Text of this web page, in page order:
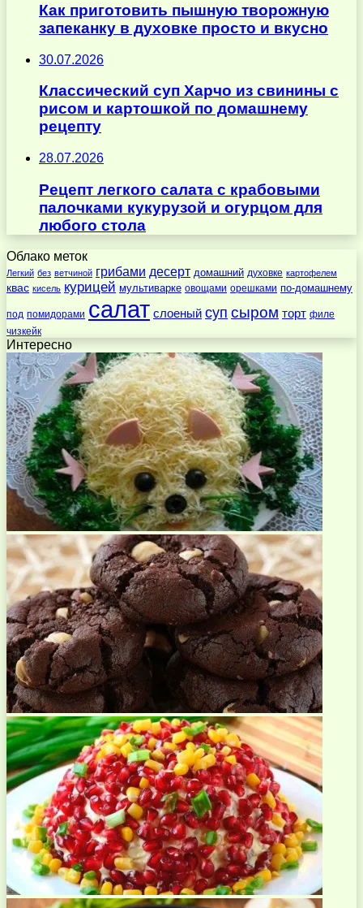
Как приготовить пышную творожную
запеканку в духовке просто и вкусно
30.07.2026
Классический суп Харчо из свинины с
рисом и картошкой по домашнему
рецепту
28.07.2026
Рецепт легкого салата с крабовыми
палочками кукурузой и огурцом для
любого стола
Облако меток
Легкий без ветчиной грибами десерт домашний духовке картофелем
квас кисель курицей мультиварке овощами орешками по-домашнему
под помидорами салат слоеный суп сыром торт филе
чизкейк
Интересно